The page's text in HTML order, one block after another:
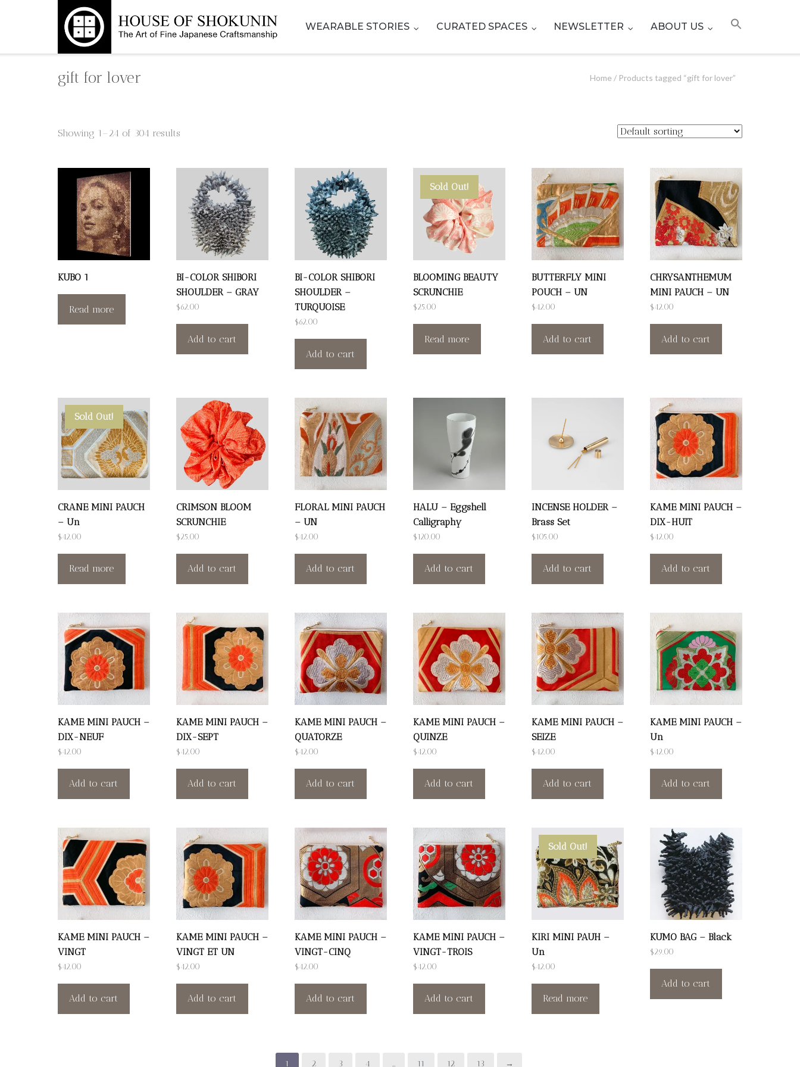
WEARABLE STORIES CURATED SPACES NEWSLETTER ABOUT US
gift for lover Home / Products tagged “gift for lover”
Showing 1–24 of 304 results
KUBO 1
Read more
BI-COLOR SHIBORI
SHOULDER – GRAY
$62.00
Add to cart
BI-COLOR SHIBORI
SHOULDER –
TURQUOISE
$62.00
Add to cart
Sold Out!
BLOOMING BEAUTY
SCRUNCHIE
$25.00
Read more
BUTTERFLY MINI
POUCH – UN
$42.00
Add to cart
CHRYSANTHEMUM
MINI PAUCH – UN
$42.00
Add to cart
Sold Out!
CRANE MINI PAUCH
– Un
$42.00
Read more
CRIMSON BLOOM
SCRUNCHIE
$25.00
Add to cart
FLORAL MINI PAUCH
– UN
$42.00
Add to cart
HALU – Eggshell
Calligraphy
$120.00
Add to cart
INCENSE HOLDER –
Brass Set
$105.00
Add to cart
KAME MINI PAUCH –
DIX-HUIT
$42.00
Add to cart
KAME MINI PAUCH –
DIX-NEUF
$42.00
Add to cart
KAME MINI PAUCH –
DIX-SEPT
$42.00
Add to cart
KAME MINI PAUCH –
QUATORZE
$42.00
Add to cart
KAME MINI PAUCH –
QUINZE
$42.00
Add to cart
KAME MINI PAUCH –
SEIZE
$42.00
Add to cart
KAME MINI PAUCH –
Un
$42.00
Add to cart
KAME MINI PAUCH –
VINGT
$42.00
Add to cart
KAME MINI PAUCH –
VINGT ET UN
$42.00
Add to cart
KAME MINI PAUCH –
VINGT-CINQ
$42.00
Add to cart
KAME MINI PAUCH –
VINGT-TROIS
$42.00
Add to cart
Sold Out!
KIRI MINI PAUH –
Un
$42.00
Read more
KUMO BAG – Black
$ 29.00
Add to cart
1 2 3 4 … 11 12 13 →